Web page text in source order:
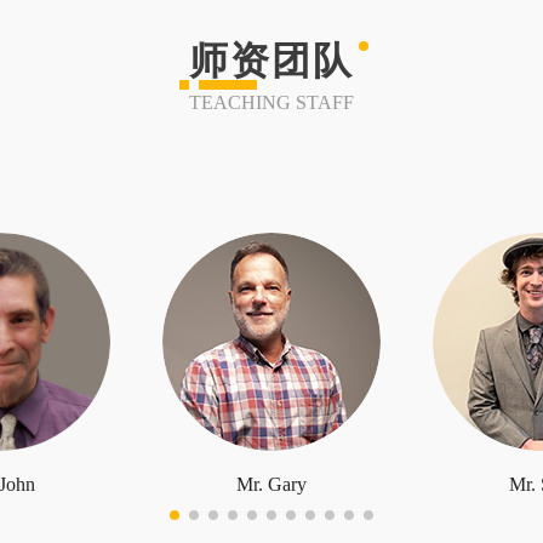
师资团队
TEACHING STAFF
Mr. Gary Mr.